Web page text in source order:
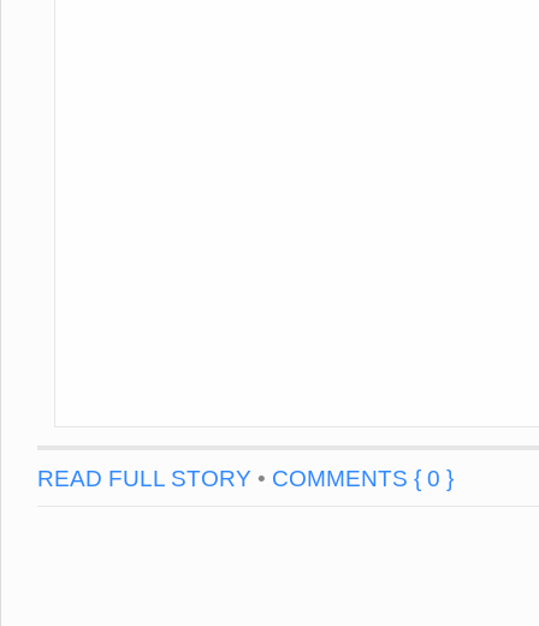
READ FULL STORY • COMMENTS { 0 }